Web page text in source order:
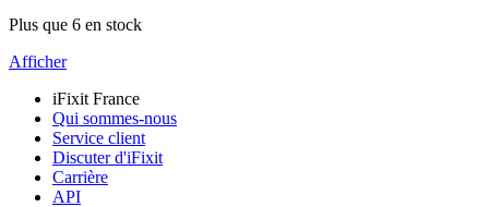
Plus que 6 en stock
Afficher
iFixit France
Qui sommes-nous
Service client
Discuter d'iFixit
Carrière
API